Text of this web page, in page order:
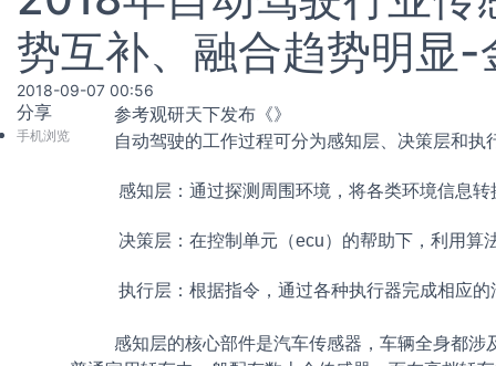
势互补、融合趋势明显-
2018-09-07 00:56
分享
手机浏览
参考观研天下发布《》
自动驾驶的工作过程可分为感知层、决策层和执
感知层：通过探测周围环境，将各类环境信息
决策层：在控制单元（ecu）的帮助下，利用算
执行层：根据指令，通过各种执行器完成相应的
感知层的核心部件是汽车传感器，车辆全身都涉及